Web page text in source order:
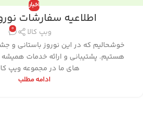
اخبار
اطلاعیه سفارشات نوروز
وبپ کالا 0
خوشحالیم که در این نوروز باستانی و
هستیم. پشتیبانی و ارائه خدمات
های ما در مجموعه ویپ
ادامه مطلب